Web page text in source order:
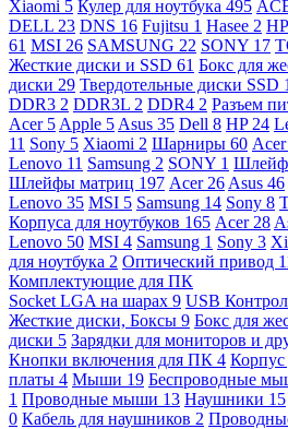
Xiaomi 5 Кулер для ноутбука 495
DELL 23 DNS 16 Fujitsu 1 Hasee 2 HP
61 MSI 26 SAMSUNG 22 SONY 17
Жесткие диски и SSD 61 Бокс для
диски 29 Твердотельные диски SSD
DDR3 2 DDR3L 2 DDR4 2 Разъем
Acer 5 Apple 5 Asus 35 Dell 8 HP 24
11 Sony 5 Xiaomi 2 Шарниры 60 Acer
Lenovo 11 Samsung 2 SONY 1
Шлейфы матриц 197 Acer 26 Asus 46
Lenovo 35 MSI 5 Samsung 14 Sony 8
Корпуса для ноутбуков 165 Acer 28
Lenovo 50 MSI 4 Samsung 1 Sony 3
для ноутбука 2 Оптический привод
Комплектующие для ПК
Socket LGA на шарах 9 USB
Жесткие диски, Боксы 9 Бокс для
диски 5 Зарядки для мониторов и
Кнопки включения для ПК 4
платы 4 Мыши 19 Беспроводные
1 Проводные мыши 13 Наушники 15
0 Кабель для наушников 2